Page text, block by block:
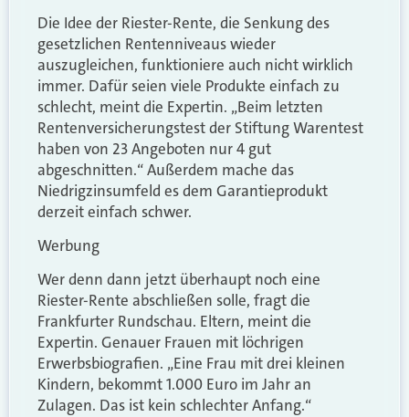
Die Idee der Riester-Rente, die Senkung des
gesetzlichen Rentenniveaus wieder
auszugleichen, funktioniere auch nicht wirklich
immer. Dafür seien viele Produkte einfach zu
schlecht, meint die Expertin. „Beim letzten
Rentenversicherungstest der Stiftung Warentest
haben von 23 Angeboten nur 4 gut
abgeschnitten.“ Außerdem mache das
Niedrigzinsumfeld es dem Garantieprodukt
derzeit einfach schwer.
Werbung
Wer denn dann jetzt überhaupt noch eine
Riester-Rente abschließen solle, fragt die
Frankfurter Rundschau. Eltern, meint die
Expertin. Genauer Frauen mit löchrigen
Erwerbsbiografien. „Eine Frau mit drei kleinen
Kindern, bekommt 1.000 Euro im Jahr an
Zulagen. Das ist kein schlechter Anfang.“